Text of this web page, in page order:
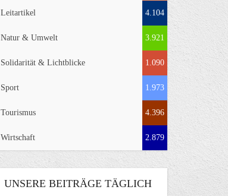
Leitartikel 4.104
Natur & Umwelt 3.921
Solidarität & Lichtblicke 1.090
Sport 1.973
Tourismus 4.396
Wirtschaft 2.879
UNSERE BEITRÄGE TÄGLICH